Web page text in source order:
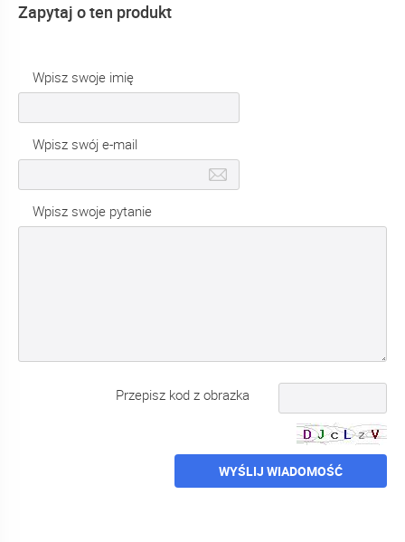
Zapytaj o ten produkt
Wpisz swoje imię
Wpisz swój e-mail
Wpisz swoje pytanie
Przepisz kod z obrazka
WYŚLIJ WIADOMOŚĆ